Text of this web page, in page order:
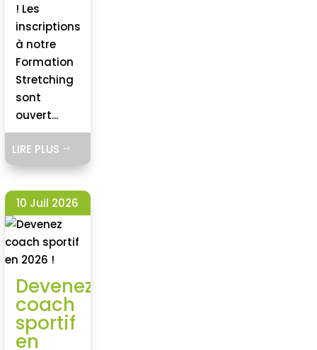
! Les
inscriptions
à notre
Formation
Stretching
sont
ouvert...
LIRE PLUS $
10 Juil 2026
Devenez
coach
sportif
en